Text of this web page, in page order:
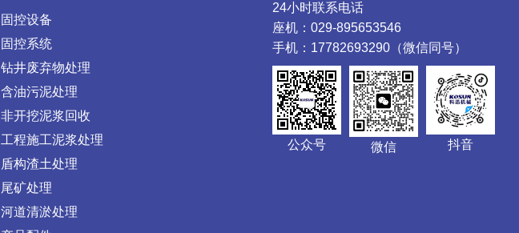
固控设备
固控系统
钻井废弃物处理
含油污泥处理
非开挖泥浆回收
工程施工泥浆处理
盾构渣土处理
尾矿处理
河道清淤处理
24小时联系电话
座机：029-895653546
手机：17782693290（微信同号）
公众号 微信 抖音